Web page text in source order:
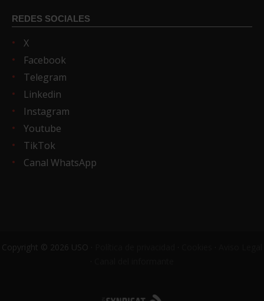
REDES SOCIALES
X
Facebook
Telegram
Linkedin
Instagram
Youtube
TikTok
Canal WhatsApp
Copyright © 2026 USO ·